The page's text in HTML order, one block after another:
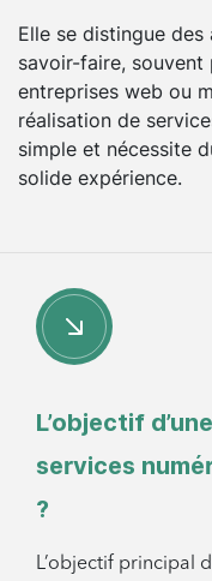
Elle se distingue
savoir-faire,
entreprises web ou
réalisation de
simple et nécessite
solide expérience.
L’objectif
services
?
L’objectif principal